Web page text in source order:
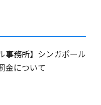
事務所】シンガポール
金について